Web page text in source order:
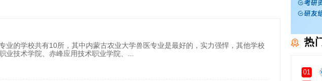
业的学校共有10所，其中内蒙古农业大学兽医专业是最好的，实力强悍，其他学校
技术学院、赤峰应用技术职业学院、
热
01